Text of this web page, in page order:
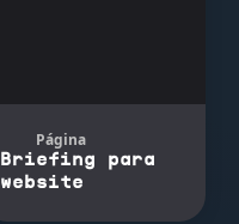
Página
Briefing para
website